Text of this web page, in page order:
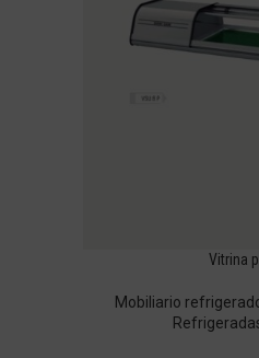
Vitrina
Mobiliario